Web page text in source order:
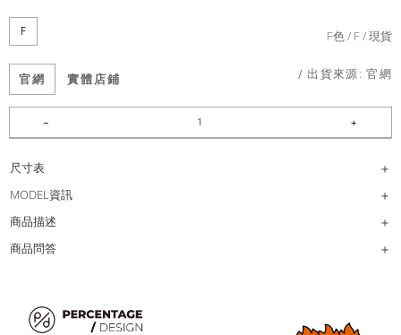
F F色 F 現貨
官網 實體店鋪 / 出貨來源:官網
尺寸表
MODEL資訊
商品描述
商品問答